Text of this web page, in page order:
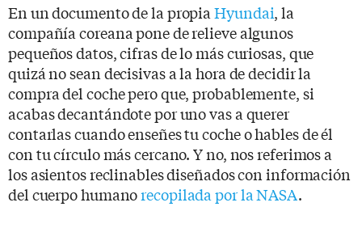
En un documento de la propiaHyundai, la
compañía coreana pone de relieve algunos
pequeños datos, cifras de lo más curiosas, que
quizá no sean decisivas a la hora de decidir la
compra del coche pero que, probablemente, si
acabas decantándote por uno vas a querer
contarlas cuando enseñes tu coche o hables de él
con tu círculo más cercano. Y no, nos referimos a
los asientos reclinables diseñados con información
del cuerpo humanorecopilada por la NASA.